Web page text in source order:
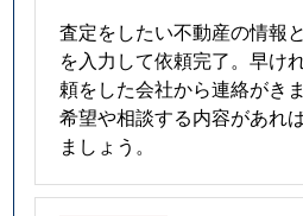
査定をしたい不動産の情報
を入力して依頼完了。早け
頼をした会社から連絡がきま
希望や相談する内容があれ
ましょう。